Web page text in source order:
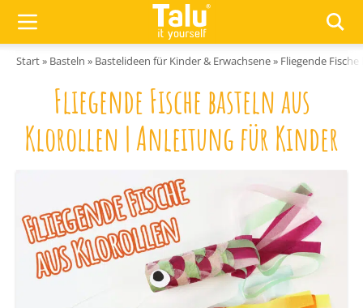
Start» Basteln » Bastelideen für Kinder & Erwachsene» Fliegende
Fliegende Fische basteln aus
Klorollen | Anleitung für Kinder